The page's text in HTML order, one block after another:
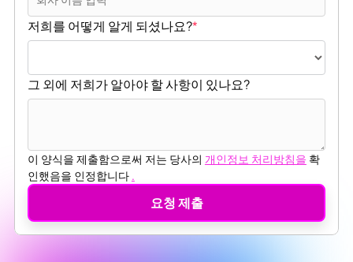
저희를 어떻게 알게 되셨나요?*
그 외에 저희가 알아야 할 사항이 있나요?
이 양식을 제출함으로써 저는 당사의 개인정보 처리방침을 확
인했음을 인정합니다 .